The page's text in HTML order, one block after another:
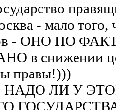
- мало того,
- ОНО ПО
в снижении
правы!)))
НАДО ЛИ У